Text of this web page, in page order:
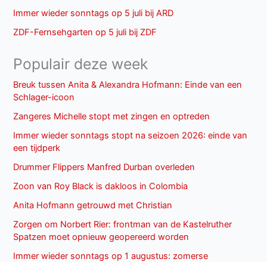
Immer wieder sonntags op 5 juli bij ARD
ZDF-Fernsehgarten op 5 juli bij ZDF
Populair deze week
Breuk tussen Anita & Alexandra Hofmann: Einde van een
Schlager-icoon
Zangeres Michelle stopt met zingen en optreden
Immer wieder sonntags stopt na seizoen 2026: einde van
een tijdperk
Drummer Flippers Manfred Durban overleden
Zoon van Roy Black is dakloos in Colombia
Anita Hofmann getrouwd met Christian
Zorgen om Norbert Rier: frontman van de Kastelruther
Spatzen moet opnieuw geopereerd worden
Immer wieder sonntags op 1 augustus: zomerse